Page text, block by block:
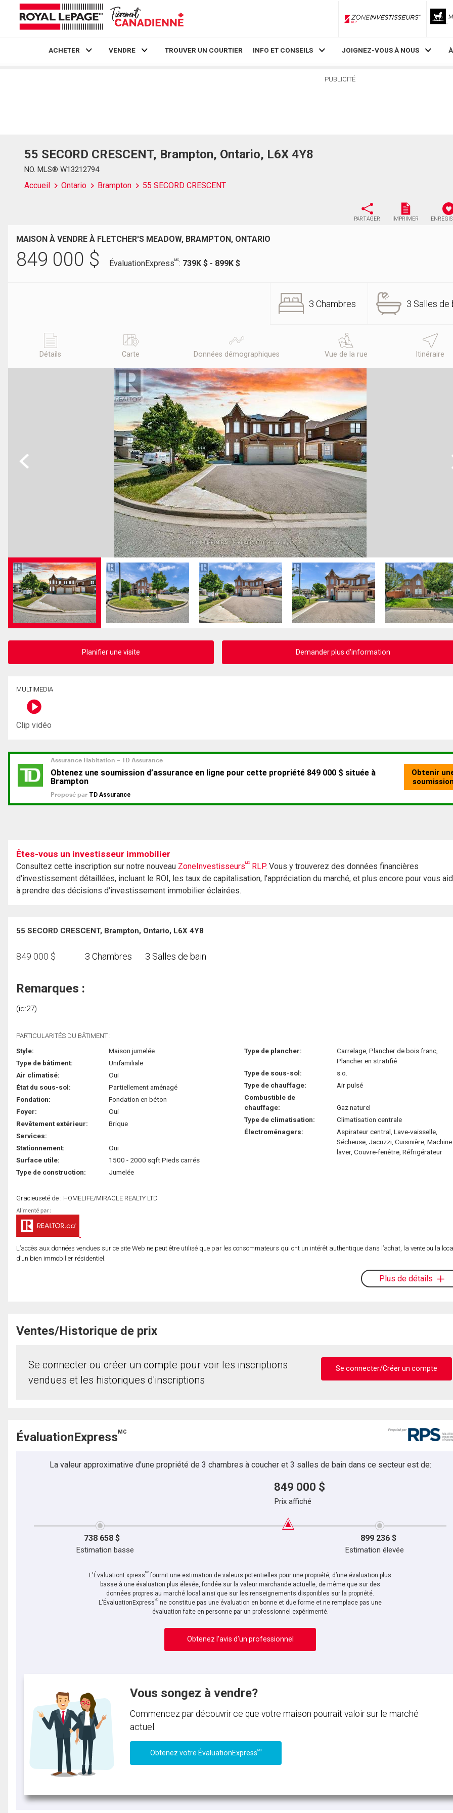
ZoneInvestisseurs RLP
ACHETER VENDRE TROUVER UN COURTIER INFO ET CONSEILS JOIGNEZ-VOUS À NOUS
PUBLICITÉ
55 SECORD CRESCENT, Brampton, Ontario, L6X 4Y8
NO. MLS® W13212794
Accueil Ontario Brampton 55 SECORD CRESCENT
PARTAGER IMPRIMER
MAISON À VENDRE À FLETCHER'S MEADOW, BRAMPTON, ONTARIO
849 000 $ ÉvaluationExpressMC: 739K $ - 899K $
3 Chambres 3 Salles de
Détails Carte Données démographiques Vue de la rue Itinéraire
Previous
Planifier une visite Demander plus d'information
MULTIMEDIA
Clip vidéo
Êtes-vous un investisseur immobilier
Consultez cette inscription sur notre nouveau ZoneInvestisseursMC RLP. Vous y trouverez des données financières
d'investissement détaillées, incluant le ROI, les taux de capitalisation, l'appréciation du marché, et plus encore pour vous
à prendre des décisions d'investissement immobilier éclairées.
55 SECORD CRESCENT, Brampton, Ontario, L6X 4Y8
849 000 $ 3 Chambres 3 Salles de bain
Remarques :
(id:27)
PARTICULARITÉS DU BÂTIMENT :
Style:
Maison jumelée
Type de bâtiment:
Unifamiliale
Air climatisé:
Oui
État du sous-sol:
Partiellement aménagé
Fondation:
Fondation en béton
Foyer:
Oui
Revêtement extérieur:
Brique
Services:
Stationnement:
Oui
Surface utile:
1500 - 2000 sqft Pieds carrés
Type de construction:
Jumelée
Type de plancher:
Carrelage, Plancher de bois franc,
Plancher en stratifié
Type de sous-sol:
s.o.
Type de chauffage:
Air pulsé
Combustible de
chauffage:
Gaz naturel
Type de climatisation:
Climatisation centrale
Électroménagers:
Aspirateur central, Lave-vaisselle,
Sécheuse, Jacuzzi, Cuisinière, Machine
laver, Couvre-fenêtre, Réfrigérateur
Gracieuseté de : HOMELIFE/MIRACLE REALTY LTD
L’accès aux données vendues sur ce site Web ne peut être utilisé que par les consommateurs qui ont un intérêt authentique dans l’achat, la vente ou la
d’un bien immobilier résidentiel.
Plus de détails
Ventes/Historique de prix
Se connecter ou créer un compte pour voir les inscriptions
vendues et les historiques d'inscriptions
Se connecter/Créer un compte
ÉvaluationExpress MC
La valeur approximative d'une propriété de 3 chambres à coucher et 3 salles de bain dans ce secteur est de:
849 000 $
Prix affiché
738 658 $ 899 236 $
Estimation basse Estimation élevée
L'ÉvaluationExpressMC fournit une estimation de valeurs potentielles pour une propriété, d’une évaluation plus
basse à une évaluation plus élevée, fondée sur la valeur marchande actuelle, de même que sur des
données propres au marché local ainsi que sur les renseignements disponibles sur la propriété.
L'ÉvaluationExpressMC ne constitue pas une évaluation en bonne et due forme et ne remplace pas une
évaluation faite en personne par un professionnel expérimenté.
Obtenez l’avis d’un professionnel
Vous songez à vendre?
Commencez par découvrir ce que votre maison pourrait valoir sur le marché
actuel.
Obtenez votre ÉvaluationExpressMC